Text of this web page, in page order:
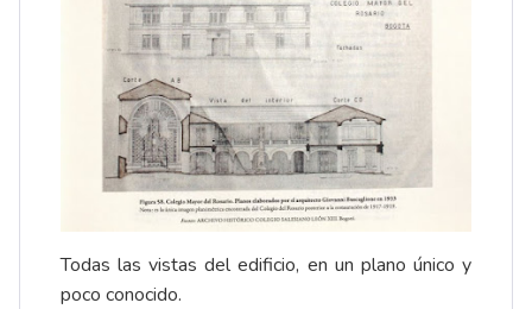
Todas las vistas del edificio, en un plano único y
poco conocido.